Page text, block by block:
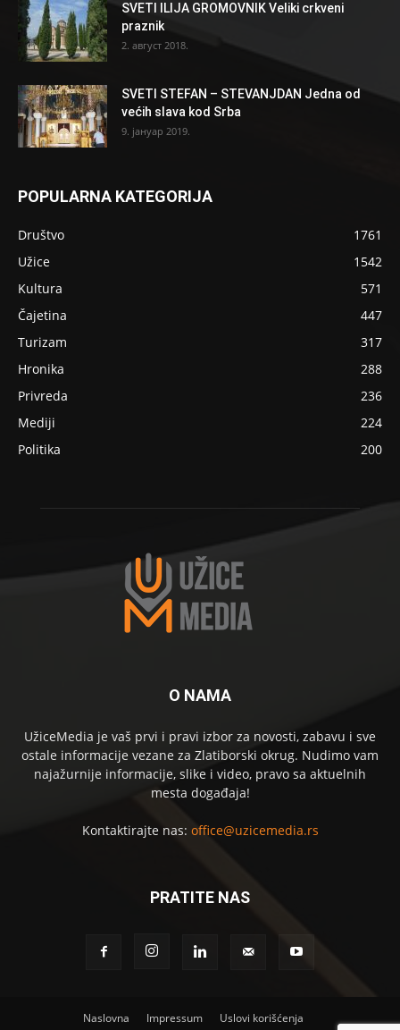
SVETI ILIJA GROMOVNIK Veliki crkveni
praznik
2. август 2018.
SVETI STEFAN – STEVANJDAN Jedna od
većih slava kod Srba
9. јануар 2019.
POPULARNA KATEGORIJA
Društvo
1761
Užice
1542
Kultura
571
Čajetina
447
Turizam
317
Hronika
288
Privreda
236
Mediji
224
Politika
200
O NAMA
UžiceMedia je vaš prvi i pravi izbor za novosti, zabavu i sve
ostale informacije vezane za Zlatiborski okrug. Nudimo vam
najažurnije informacije, slike i video, pravo sa aktuelnih
mesta događaja!
Kontaktirajte nas: office@uzicemedia.rs
PRATITE NAS
Naslovna Impressum
Uslovi korišćenja